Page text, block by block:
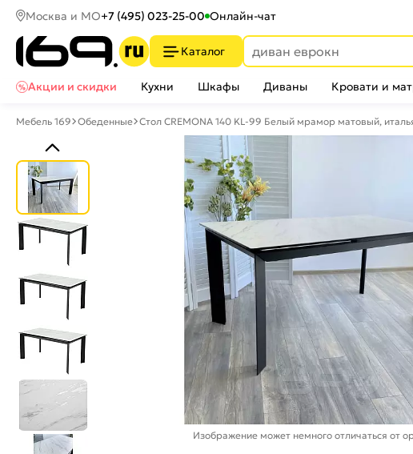
Москва и МО+7 (495) 023-25-00 Онлайн-чат
Каталог
Акции и скидки
Кухни Шкафы Диваны Кровати и
Мебель 169 Обеденные Стол CREMONA 140 KL-99 Белый мрамор матовый,
Изображение может немного отличаться от